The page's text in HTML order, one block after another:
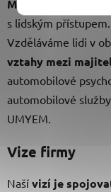
Milujeme to, co
s lidským přístupem.
Vzděláváme lidi v
vztahy mezi
automobilové
automobilové
UMYEM.
Vize firmy
Naší vizí je